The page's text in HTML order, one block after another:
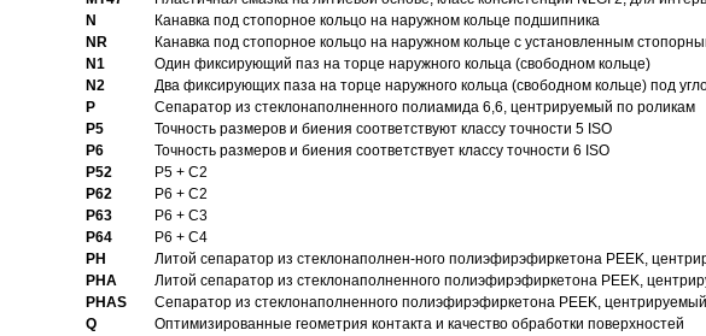
N
Канавка под стопорное кольцо на наружном кольце подшипника
NR
Канавка под стопорное кольцо на наружном кольце с установленным
N1
Один фиксирующий паз на торце наружного кольца (свободном кольце)
N2
Два фиксирующих паза на торце наружного кольца (свободном кольце) под
P
Cепаратор из стеклонаполненного полиамида 6,6, центрируемый по роликам
P5
Точность размеров и биения соответствуют классу точности 5 ISO
P6
Точность размеров и биения соответствует классу точности 6 ISO
P52
P5 + C2
P62
P6 + C2
P63
P6 + C3
P64
P6 + C4
PH
Литой сепаратор из стеклонаполнен-ного полиэфирэфиркетона PEEK,
PHA
Литой сепаратор из стеклонаполненного полиэфирэфиркетона PEEK,
PHAS
Сепаратор из стеклонаполненного полиэфирэфиркетона PEEK,
Q
Оптимизированные геометрия контакта и качество обработки поверхностей